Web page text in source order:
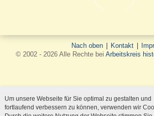
Nach oben Kontakt
© 2002 - 2026 Alle Rechte bei Arbeitskreis
Um unsere Webseite für Sie optimal zu gestalten und
fortlaufend verbessern zu können, verwenden wir